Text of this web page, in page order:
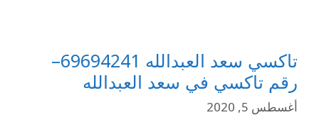
تاكسي سعد العبدالله 69694241–
رقم تاكسي في سعد العبدالله
أغسطس 5, 2020